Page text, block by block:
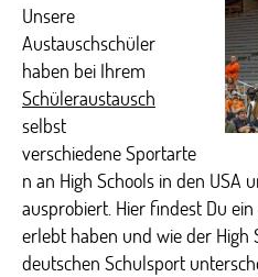
Unsere
Austauschschüler
haben bei Ihrem
Schüleraustausch
selbst
verschiedene Sportarte
n an High Schools in den USA
ausprobiert. Hier findest Du
erlebt haben und wie der High
deutschen Schulsport